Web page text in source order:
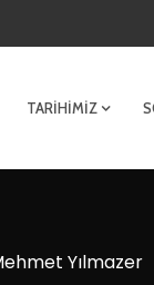
TARIHIMIZ
Yılmazer